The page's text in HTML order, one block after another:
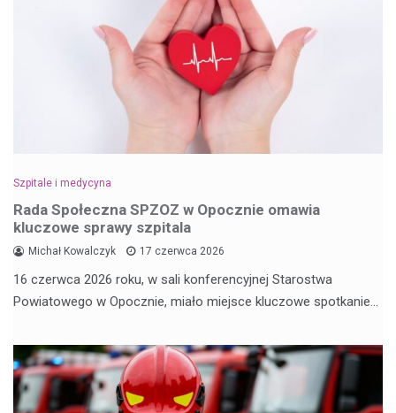
Szpitale i medycyna
Rada Społeczna SPZOZ w Opocznie omawia
kluczowe sprawy szpitala
Michał Kowalczyk 17 czerwca 2026
16 czerwca 2026 roku, w sali konferencyjnej Starostwa
Powiatowego w Opocznie, miało miejsce kluczowe spotkanie…